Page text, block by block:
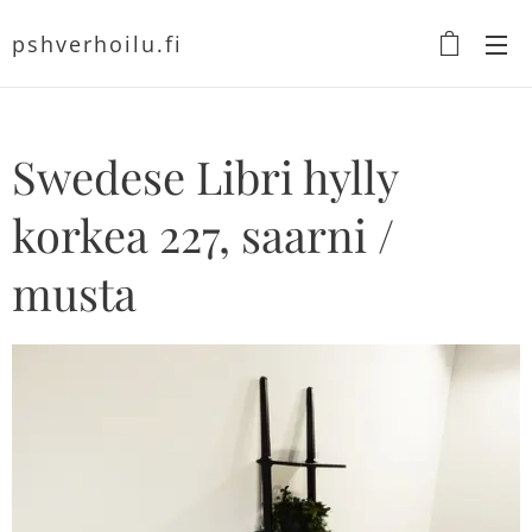
pshverhoilu.fi
Swedese Libri hylly
korkea 227, saarni /
musta